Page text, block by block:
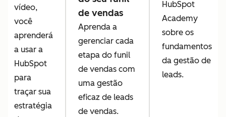
vídeo,
você
aprenderá
a usar a
HubSpot
para
traçar sua
estratégia
de vendas
Aprenda a
gerenciar cada
etapa do funil
de vendas com
uma gestão
eficaz de leads
de vendas.
HubSpot
Academy
sobre os
fundamentos
da gestão de
leads.